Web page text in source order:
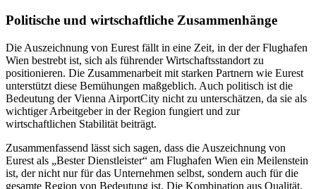
Politische und wirtschaftliche Zusammenhänge
Die Auszeichnung von Eurest fällt in eine Zeit, in der der Flughafen
Wien bestrebt ist, sich als führender Wirtschaftsstandort zu
positionieren. Die Zusammenarbeit mit starken Partnern wie Eurest
unterstützt diese Bemühungen maßgeblich. Auch politisch ist die
Bedeutung der Vienna AirportCity nicht zu unterschätzen, da sie als
wichtiger Arbeitgeber in der Region fungiert und zur
wirtschaftlichen Stabilität beiträgt.
Zusammenfassend lässt sich sagen, dass die Auszeichnung von
Eurest als „Bester Dienstleister“ am Flughafen Wien ein Meilenstein
ist, der nicht nur für das Unternehmen selbst, sondern auch für die
gesamte Region von Bedeutung ist. Die Kombination aus Qualität,